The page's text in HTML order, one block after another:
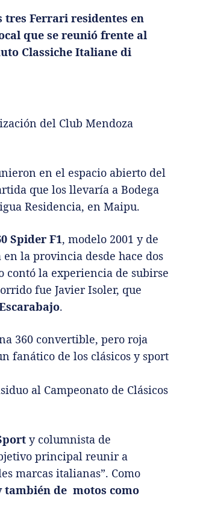
tres Ferrari residentes en
que se reunió frente al
Classiche Italiane di
del Club Mendoza
en el espacio abierto del
que los llevaría a Bodega
Residencia, en Maipu.
Spider F1, modelo 2001 y de
la provincia desde hace dos
contó la experiencia de subirse
fue Javier Isoler, que
.
360 convertible, pero roja
fanático de los clásicos y sport
al Campeonato de Clásicos
y columnista de
principal reunir a
marcas italianas”. Como
también de motos como